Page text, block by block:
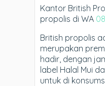
Kantor British
propolis di WA
British propolis
merupakan
hadir, dengan
label Halal Mui
untuk di